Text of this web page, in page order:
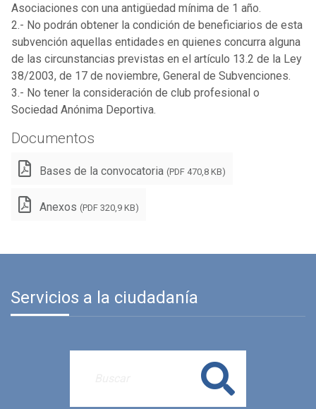
Asociaciones con una antigüedad mínima de 1 año.
2.- No podrán obtener la condición de beneficiarios de esta
subvención aquellas entidades en quienes concurra alguna
de las circunstancias previstas en el artículo 13.2 de la Ley
38/2003, de 17 de noviembre, General de Subvenciones.
3.- No tener la consideración de club profesional o
Sociedad Anónima Deportiva.
Documentos
Bases de la convocatoria (PDF 470,8 KB)
Anexos (PDF 320,9 KB)
Servicios a la ciudadanía
Buscar